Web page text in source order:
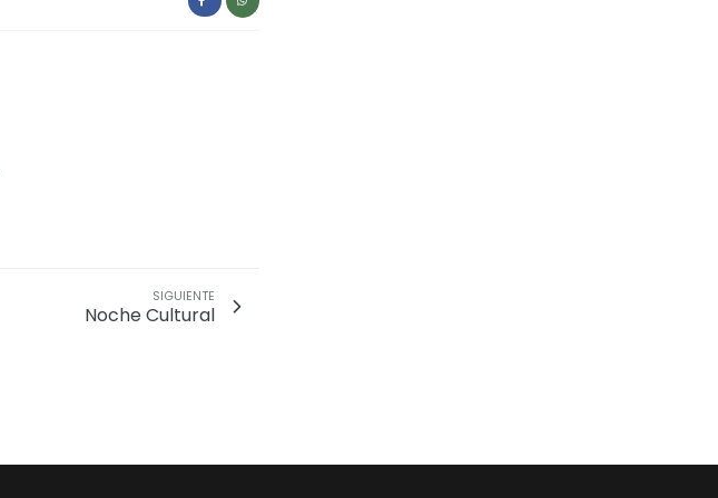
SIGUIENTE
Noche Cultural